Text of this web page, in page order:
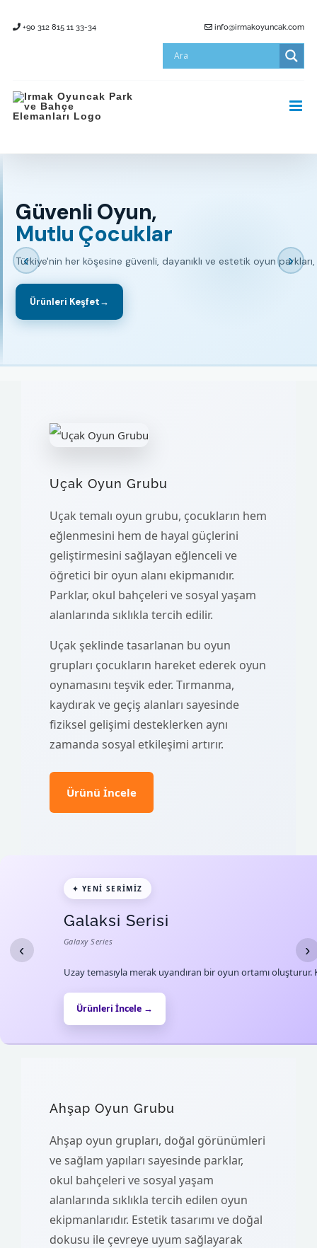
+90 312 815 11 33-34 info@irmakoyuncak.com
Güvenli Oyun,
Mutlu Çocuklar
Türkiye'nin her köşesine güvenli, dayanıklı ve estetik oyun
Ürünleri Keşfet→
‹ ›
Uçak Oyun Grubu
Uçak temalı oyun grubu, çocukların hem
eğlenmesini hem de hayal güçlerini
geliştirmesini sağlayan eğlenceli ve
öğretici bir oyun alanı ekipmanıdır.
Parklar, okul bahçeleri ve sosyal yaşam
alanlarında sıklıkla tercih edilir.
Uçak şeklinde tasarlanan bu oyun
grupları çocukların hareket ederek oyun
oynamasını teşvik eder. Tırmanma,
kaydırak ve geçiş alanları sayesinde
fiziksel gelişimi desteklerken aynı
zamanda sosyal etkileşimi artırır.
Ürünü İncele
✦ YENI SERIMIZ
Galaksi Serisi
Galaxy Series
Uzay temasıyla merak uyandıran bir oyun ortamı
Ürünleri İncele →
‹ ›
Ahşap Oyun Grubu
Ahşap oyun grupları, doğal görünümleri
ve sağlam yapıları sayesinde parklar,
okul bahçeleri ve sosyal yaşam
alanlarında sıklıkla tercih edilen oyun
ekipmanlarıdır. Estetik tasarımı ve doğal
dokusu ile çevreye uyum sağlayarak